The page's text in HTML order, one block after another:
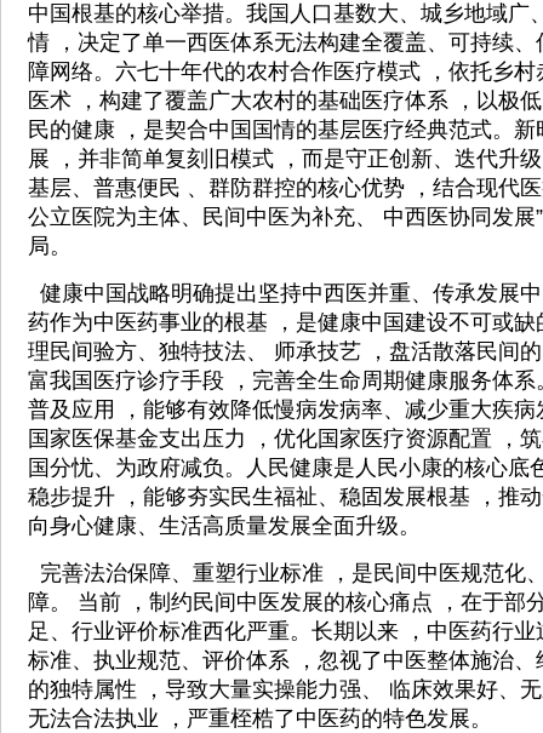
中国根基的核心举措。我国人口基数大、城乡地域广
情 ，决定了单一西医体系无法构建全覆盖、可持续
障网络。六七十年代的农村合作医疗模式 ，依托乡
医术 ，构建了覆盖广大农村的基础医疗体系 ，以极
民的健康 ，是契合中国国情的基层医疗经典范式。
展 ，并非简单复刻旧模式 ，而是守正创新、迭代升
基层、普惠便民 、群防群控的核心优势 ，结合现代
公立医院为主体、民间中医为补充、 中西医协同发展
局。
健康中国战略明确提出坚持中西医并重、传承发展
药作为中医药事业的根基 ，是健康中国建设不可或
理民间验方、独特技法、 师承技艺 ，盘活散落民间
富我国医疗诊疗手段 ，完善全生命周期健康服务体
普及应用 ，能够有效降低慢病发病率、减少重大疾
国家医保基金支出压力 ，优化国家医疗资源配置 ，
国分忧、为政府减负。人民健康是人民小康的核心底
稳步提升 ，能够夯实民生福祉、稳固发展根基 ，推
向身心健康、生活高质量发展全面升级。
完善法治保障、重塑行业标准 ，是民间中医规范化
障。 当前 ，制约民间中医发展的核心痛点 ，在于部
足、行业评价标准西化严重。长期以来 ，中医药行
标准、执业规范、评价体系 ，忽视了中医整体施治
的独特属性 ，导致大量实操能力强、 临床效果好、
无法合法执业 ，严重桎梏了中医药的特色发展。